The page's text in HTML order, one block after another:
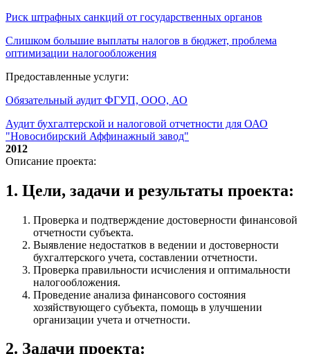
Риск штрафных санкций от государственных органов
Слишком большие выплаты налогов в бюджет, проблема
оптимизации налогообложения
Предоставленные услуги:
Обязательный аудит ФГУП, ООО, АО
Аудит бухгалтерской и налоговой отчетности для ОАО
"Новосибирский Аффинажный завод"
2012
Описание проекта:
1. Цели, задачи и результаты проекта:
Проверка и подтверждение достоверности финансовой
отчетности субъекта.
Выявление недостатков в ведении и достоверности
бухгалтерского учета, составлении отчетности.
Проверка правильности исчисления и оптимальности
налогообложения.
Проведение анализа финансового состояния
хозяйствующего субъекта, помощь в улучшении
организации учета и отчетности.
2. Задачи проекта: